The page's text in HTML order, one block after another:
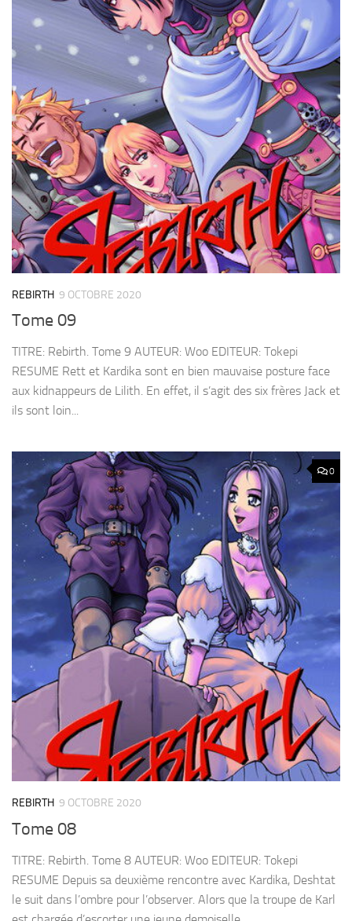
REBIRTH 9 OCTOBRE 2020
Tome 09
TITRE: Rebirth. Tome 9 AUTEUR: Woo EDITEUR: Tokepi
RESUME Rett et Kardika sont en bien mauvaise posture face
aux kidnappeurs de Lilith. En effet, il s’agit des six frères Jack et
ils sont loin...
0
REBIRTH 9 OCTOBRE 2020
Tome 08
TITRE: Rebirth. Tome 8 AUTEUR: Woo EDITEUR: Tokepi
RESUME Depuis sa deuxième rencontre avec Kardika, Deshtat
le suit dans l’ombre pour l’observer. Alors que la troupe de Karl